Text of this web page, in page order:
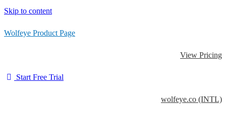
Skip to content
Wolfeye Product Page
View Pricing
Start Free Trial
wolfeye.co (INTL)